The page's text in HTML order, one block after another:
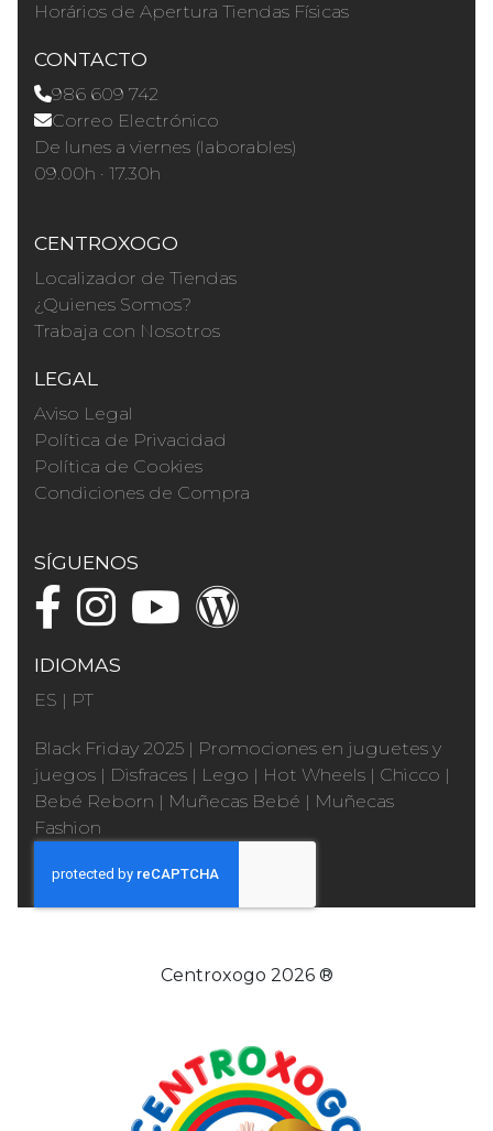
Horários de Apertura Tiendas Físicas
CONTACTO
986 609 742
Correo Electrónico
De lunes a viernes (laborables)
09.00h · 17.30h
CENTROXOGO
Localizador de Tiendas
¿Quienes Somos?
Trabaja con Nosotros
LEGAL
Aviso Legal
Política de Privacidad
Política de Cookies
Condiciones de Compra
SÍGUENOS
IDIOMAS
ES | PT
Black Friday 2025 | Promociones en juguetes y
juegos | Disfraces | Lego | Hot Wheels | Chicco |
Bebé Reborn | Muñecas Bebé | Muñecas
Fashion
Centroxogo 2026 ®